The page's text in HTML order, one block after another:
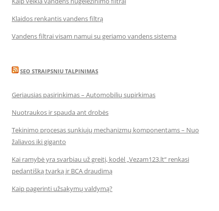
Klaidos renkantis vandens filtrą
Vandens filtrai visam namui su geriamo vandens sistema
SEO STRAIPSNIU TALPINIMAS
Geriausias pasirinkimas – Automobilių supirkimas
Nuotraukos ir spauda ant drobės
Tekinimo procesas sunkiųjų mechanizmų komponentams – Nuo
žaliavos iki giganto
Kai ramybė yra svarbiau už greitį, kodėl „Vezam123.lt“ renkasi
pedantišką tvarką ir BCA draudimą
Kaip pagerinti užsakymų valdymą?